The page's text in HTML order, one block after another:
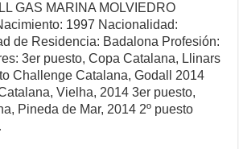
GAS MARINA MOLVIEDRO
1997 Nacionalidad:
de Residencia: Badalona Profesión:
3er puesto, Copa Catalana, Llinars
Challenge Catalana, Godall 2014
Vielha, 2014 3er puesto,
Pineda de Mar, 2014 2º puesto